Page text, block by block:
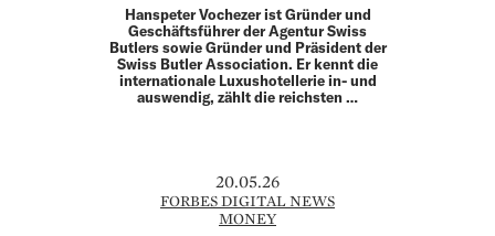
Hanspeter Vochezer ist Gründer und
Geschäftsführer der Agentur Swiss
Butlers sowie Gründer und Präsident der
Swiss Butler Association. Er kennt die
internationale Luxushotellerie in- und
auswendig, zählt die reichsten …
20.05.26
FORBES DIGITAL NEWS
MONEY